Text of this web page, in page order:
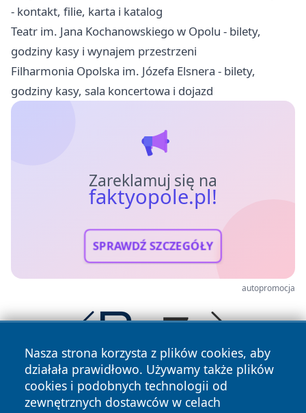
- kontakt, filie, karta i katalog
Teatr im. Jana Kochanowskiego w Opolu - bilety,
godziny kasy i wynajem przestrzeni
Filharmonia Opolska im. Józefa Elsnera - bilety,
godziny kasy, sala koncertowa i dojazd
Zareklamuj się na
faktyopole.pl!
SPRAWDŹ SZCZEGÓŁY
autopromocja
Nasza strona korzysta z plików cookies, aby
działała prawidłowo. Używamy także plików
cookies i podobnych technologii od
zewnętrznych dostawców w celach